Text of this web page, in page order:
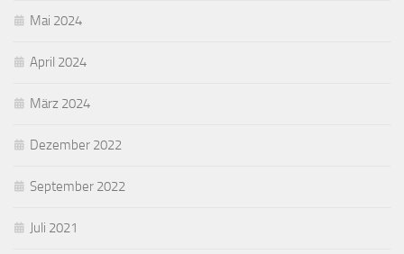
Mai 2024
April 2024
März 2024
Dezember 2022
September 2022
Juli 2021